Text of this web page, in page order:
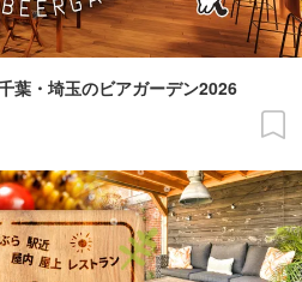
葉・埼玉のビアガーデン2026